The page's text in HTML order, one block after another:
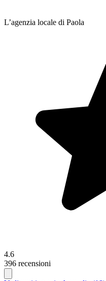
L’agenzia locale di Paola
4.6
396 recensioni